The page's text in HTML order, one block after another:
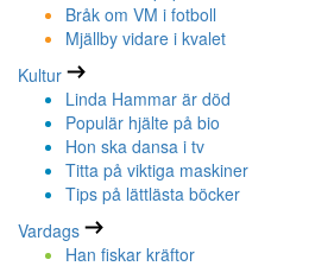
Bråk om VM i fotboll
Mjällby vidare i kvalet
Kultur
Linda Hammar är död
Populär hjälte på bio
Hon ska dansa i tv
Titta på viktiga maskiner
Tips på lättlästa böcker
Vardags
Han fiskar kräftor